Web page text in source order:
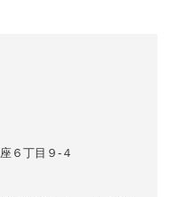
６丁目９-４